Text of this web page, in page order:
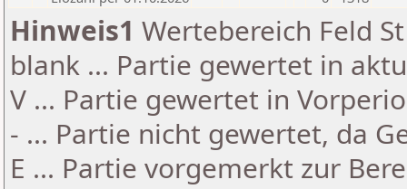
Hinweis1 Wertebereich Feld
blank ... Partie gewertet in
V ... Partie gewertet in
- ... Partie nicht gewertet, da
E ... Partie vorgemerkt zur